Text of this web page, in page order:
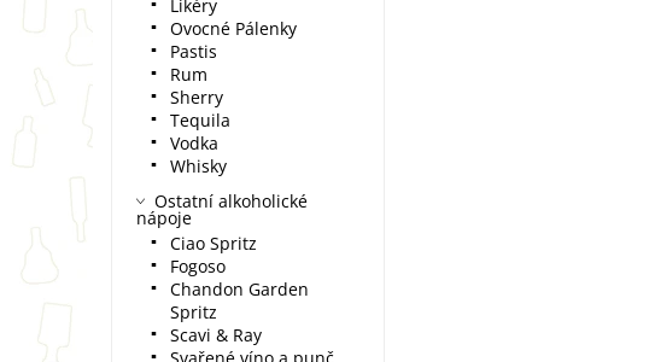
Likéry
Ovocné Pálenky
Pastis
Rum
Sherry
Tequila
Vodka
Whisky
Ostatní alkoholické
nápoje
Ciao Spritz
Fogoso
Chandon Garden
Spritz
Scavi & Ray
Svařené víno a punč